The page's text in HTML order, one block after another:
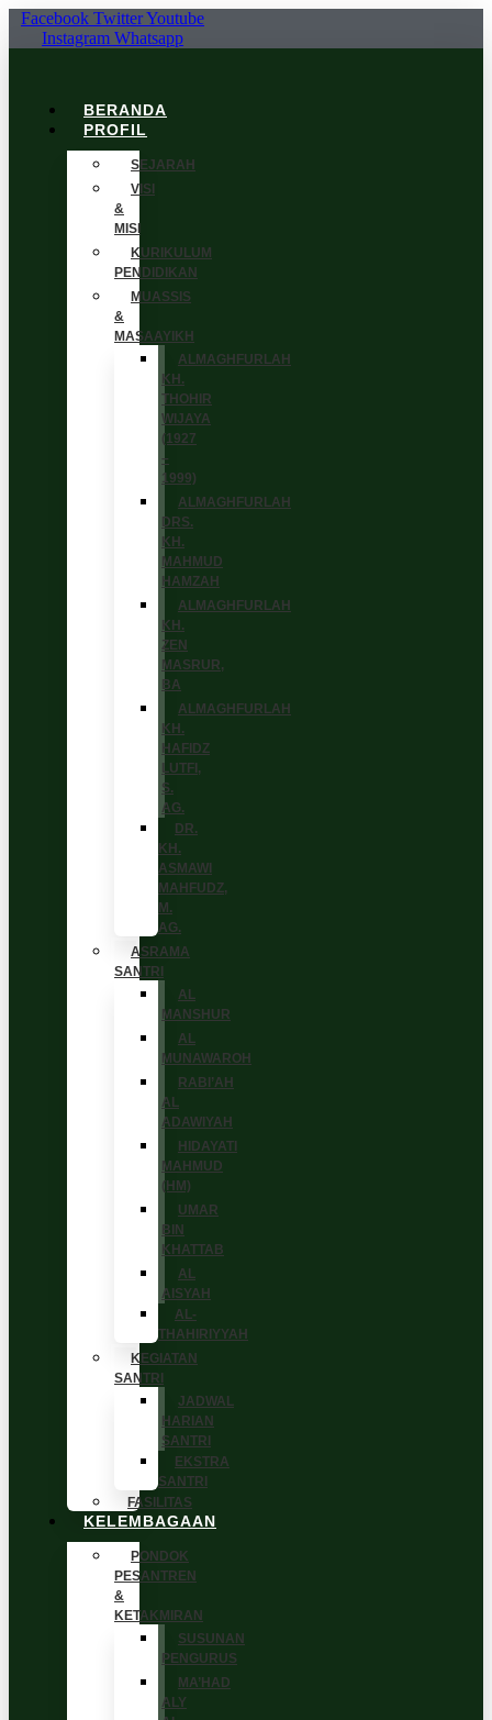
Skip
Facebook TwitterYoutube
Instagram Whatsapp
BERANDA
PROFIL
SEJARAH
VISI
&
MISI
KURIKULUM
PENDIDIKAN
MUASSIS
&
MASAAYIKH
ALMAGHFURLAH
KH.
THOHIR
WIJAYA
(1927
–
1999)
ALMAGHFURLAH
DRS.
KH.
MAHMUD
HAMZAH
ALMAGHFURLAH
KH.
ZEN
MASRUR,
BA
ALMAGHFURLAH
KH.
HAFIDZ
LUTFI,
S.
AG.
DR.
KH.
ASMAWI
MAHFUDZ,
M.
AG.
ASRAMA
SANTRI
AL
MANSHUR
AL
MUNAWAROH
RABI’AH
AL
ADAWIYAH
HIDAYATI
MAHMUD
(HM)
UMAR
BIN
KHATTAB
AL
AISYAH
AL-
THAHIRIYYAH
KEGIATAN
SANTRI
JADWAL
HARIAN
SANTRI
EKSTRA
SANTRI
FASILITAS
KELEMBAGAAN
PONDOK
PESANTREN
&
KETAKMIRAN
SUSUNAN
PENGURUS
MA’HAD
ALY